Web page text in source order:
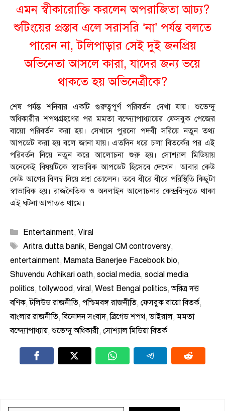
এমন স্বীকারোক্তি করলেন অপরাজিতা আঢ্য?
শুটিংয়ের প্রস্তাব এলে সরাসরি ‘না’ পর্যন্ত বলতে
পারেন না, টলিপাড়ার সেই দুই জনপ্রিয়
অভিনেতা আসলে কারা, যাদের জন্য ভয়ে
থাকতে হয় অভিনেত্রীকে?
শেষ পর্যন্ত শনিবার একটি গুরুত্বপূর্ণ পরিবর্তন দেখা যায়। শুভেন্দু
অধিকারীর শপথগ্রহণের পর মমতা বন্দ্যোপাধ্যায়ের ফেসবুক পেজের
বায়ো পরিবর্তন করা হয়। সেখানে পুরনো পদবী সরিয়ে নতুন তথ্য
আপডেট করা হয় বলে জানা যায়। এতদিন ধরে চলা বিতর্কের পর এই
পরিবর্তন নিয়ে নতুন করে আলোচনা শুরু হয়। সোশ্যাল মিডিয়ায়
অনেকেই বিষয়টিকে স্বাভাবিক আপডেট হিসেবে দেখেন। আবার কেউ
কেউ আগের বিলম্ব নিয়ে প্রশ্ন তোলেন। তবে ধীরে ধীরে পরিস্থিতি কিছুটা
স্বাভাবিক হয়। রাজনৈতিক ও অনলাইন আলোচনার কেন্দ্রবিন্দুতে থাকা
এই ঘটনা আপাতত থামে।
Categories
Entertainment, Viral
Tags
Aritra dutta banik, Bengal CM controversy,
entertainment, Mamata Banerjee Facebook bio,
Shuvendu Adhikari oath, social media, social media
politics, tollywood, viral, West Bengal politics,অরিত্র দত্ত
বণিক,টলিউড রাজনীতি, পশ্চিমবঙ্গ রাজনীতি, ফেসবুক বায়ো বিতর্ক,
বাংলার রাজনীতি,বিনোদন সংবাদ,ব্রিগেড শপথ,ভাইরাল,মমতা
বন্দ্যোপাধ্যায়,শুভেন্দু অধিকারী, সোশ্যাল মিডিয়া বিতর্ক